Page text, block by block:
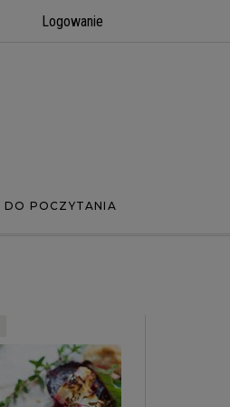
Logowanie
DO POCZYTANIA